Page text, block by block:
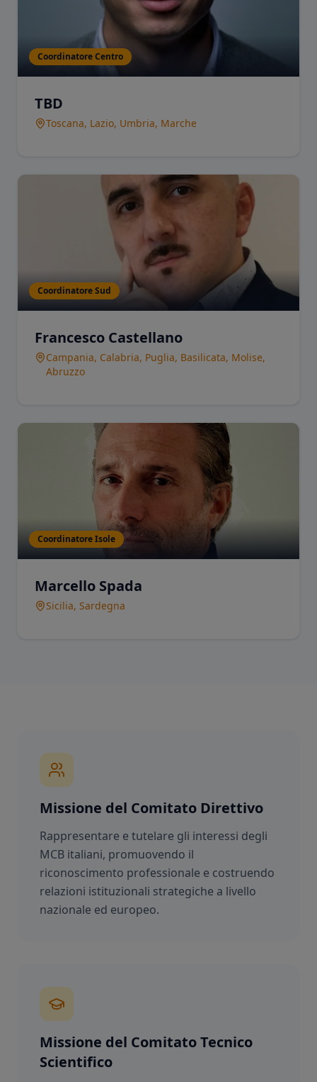
Coordinatore Centro
TBD
Toscana, Lazio, Umbria, Marche
Coordinatore Sud
Francesco Castellano
Campania, Calabria, Puglia, Basilicata, Molise,
Abruzzo
Coordinatore Isole
Marcello Spada
Sicilia, Sardegna
Missione del Comitato Direttivo
Rappresentare e tutelare gli interessi degli
MCB italiani, promuovendo il
riconoscimento professionale e costruendo
relazioni istituzionali strategiche a livello
nazionale ed europeo.
Missione del Comitato Tecnico
Scientifico